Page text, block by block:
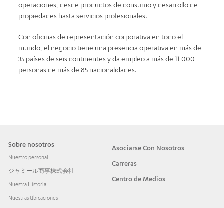
operaciones, desde productos de consumo y desarrollo de
propiedades hasta servicios profesionales.
Con oficinas de representación corporativa en todo el
mundo, el negocio tiene una presencia operativa en más de
35 países de seis continentes y da empleo a más de 11 000
personas de más de 85 nacionalidades.
Sobre nosotros
Nuestro personal
ジャミール商事株式会社
Nuestra Historia
Nuestras Ubicaciones
Asociarse Con Nosotros
Carreras
Centro de Medios